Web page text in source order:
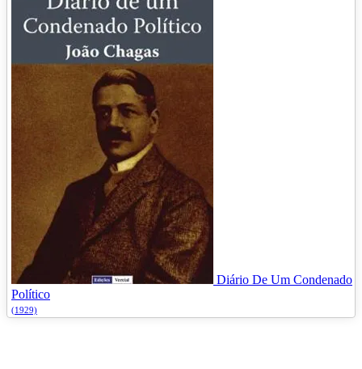
Diário De Um Condenado
Político
(1929)